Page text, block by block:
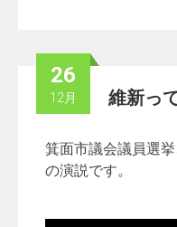
26
12月 維新っ
箕面市議会議員選
の演説です。